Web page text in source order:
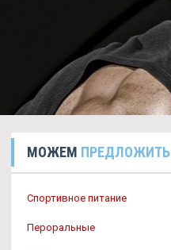
МОЖЕМ ПРЕДЛОЖИТЬ
Спортивное питание
Пероральные